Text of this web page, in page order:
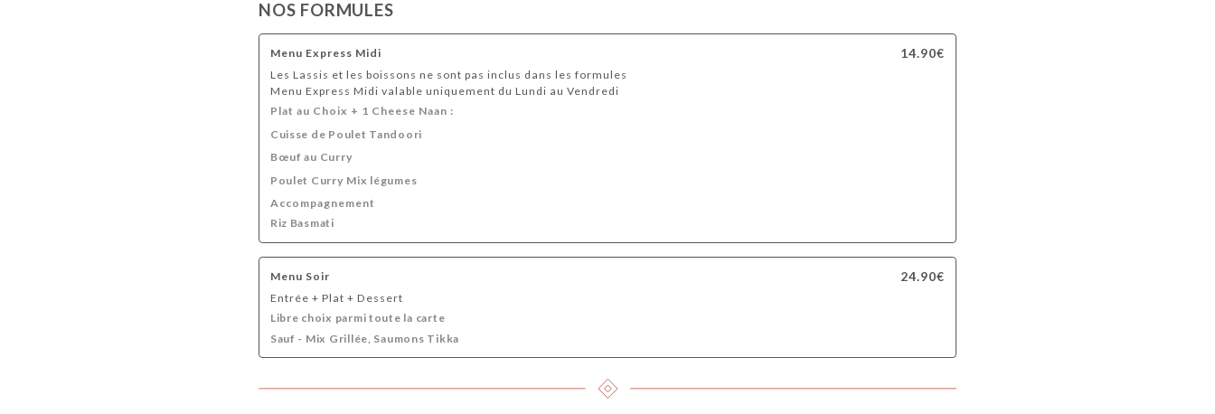
NOS FORMULES
Menu Express Midi 14.90€
Les Lassis et les boissons ne sont pas inclus dans les formules
Menu Express Midi valable uniquement du Lundi au Vendredi
Plat au Choix + 1 Cheese Naan :
Cuisse de Poulet Tandoori
Bœuf au Curry
Poulet Curry Mix légumes
Accompagnement
Riz Basmati
Menu Soir 24.90€
Entrée + Plat + Dessert
Libre choix parmi toute la carte
Sauf - Mix Grillée, Saumons Tikka